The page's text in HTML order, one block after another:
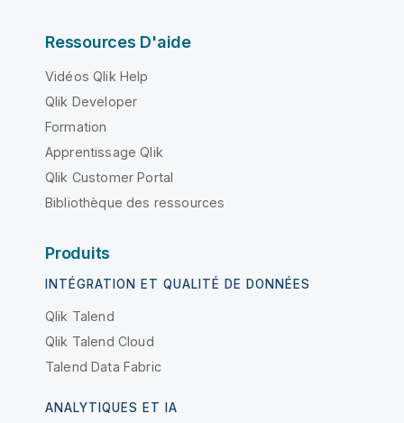
Ressources D'aide
Vidéos Qlik Help
Qlik Developer
Formation
Apprentissage Qlik
Qlik Customer Portal
Bibliothèque des ressources
Produits
INTÉGRATION ET QUALITÉ DE DONNÉES
Qlik Talend
Qlik Talend Cloud
Talend Data Fabric
ANALYTIQUES ET IA